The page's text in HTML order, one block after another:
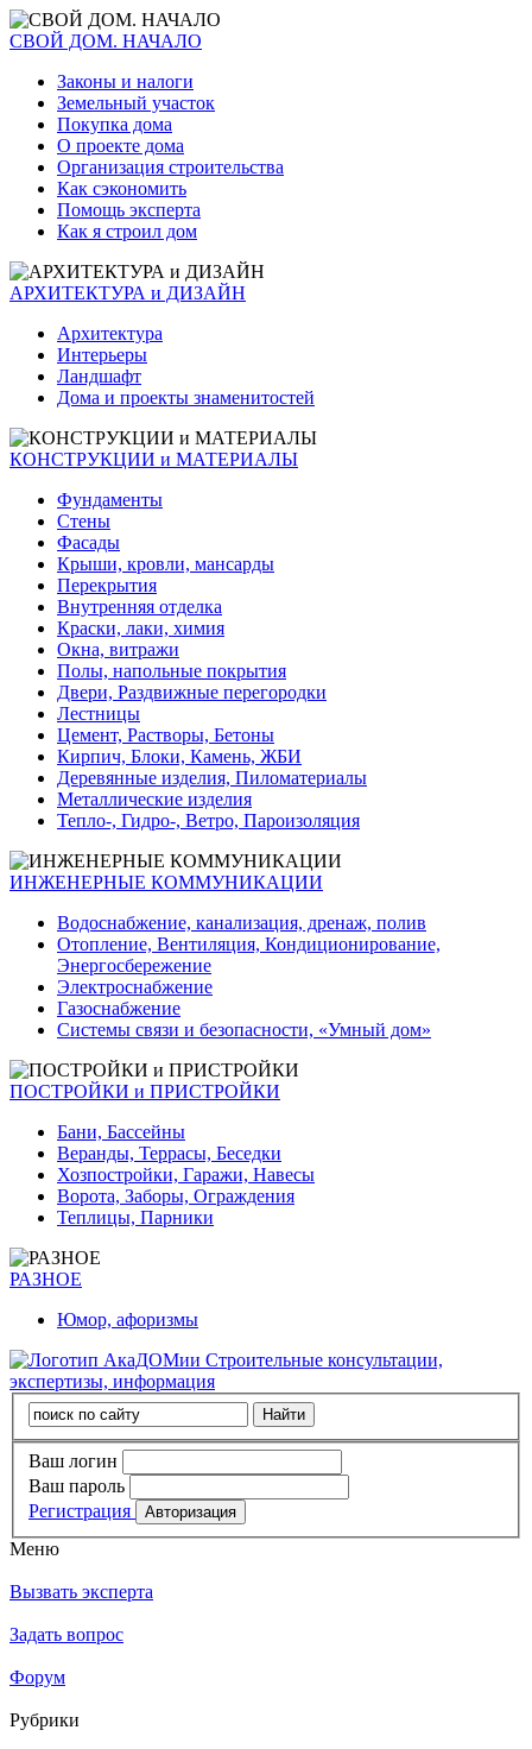
СВОЙ ДОМ. НАЧАЛО
Законы и налоги
Земельный участок
Покупка дома
О проекте дома
Организация строительства
Как сэкономить
Помощь эксперта
Как я строил дом
АРХИТЕКТУРА и ДИЗАЙН
Архитектура
Интерьеры
Ландшафт
Дома и проекты знаменитостей
КОНСТРУКЦИИ и МАТЕРИАЛЫ
Фундаменты
Стены
Фасады
Крыши, кровли, мансарды
Перекрытия
Внутренняя отделка
Краски, лаки, химия
Окна, витражи
Полы, напольные покрытия
Двери, Раздвижные перегородки
Лестницы
Цемент, Растворы, Бетоны
Кирпич, Блоки, Камень, ЖБИ
Деревянные изделия, Пиломатериалы
Металлические изделия
Тепло-, Гидро-, Ветро, Пароизоляция
ИНЖЕНЕРНЫЕ КОММУНИКАЦИИ
Водоснабжение, канализация, дренаж, полив
Отопление, Вентиляция, Кондиционирование,
Энергосбережение
Электроснабжение
Газоснабжение
Системы связи и безопасности, «Умный дом»
ПОСТРОЙКИ и ПРИСТРОЙКИ
Бани, Бассейны
Веранды, Террасы, Беседки
Хозпостройки, Гаражи, Навесы
Ворота, Заборы, Ограждения
Теплицы, Парники
РАЗНОЕ
Юмор, афоризмы
Строительные консультации,
экспертизы, информация
Ваш логин
Ваш пароль
Регистрация
Меню
Вызвать эксперта
Задать вопрос
Форум
Рубрики